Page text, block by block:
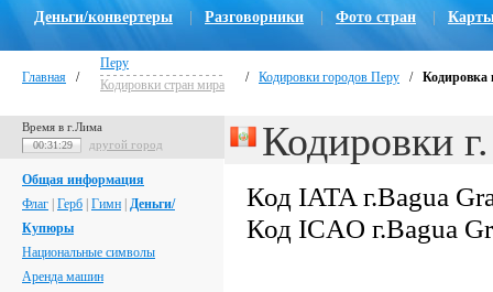
Деньги/конвертеры
Разговорники Фото стран
Главная /
Перу
Кодировки стран мира
/ Кодировки городов Перу / Кодировка
Время в г.Лима
00:31:30 другой город
Общая информация
Флаг Герб Гимн Деньги/
Купюры
Национальные символы
Аренда машин
Кодировки
Код IATA г.Bagua
Код ICAO г.Bagua